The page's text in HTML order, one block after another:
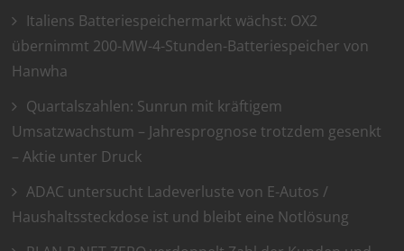
Italiens Batteriespeichermarkt wächst: OX2
übernimmt 200-MW-4-Stunden-Batteriespeicher von
Hanwha
Quartalszahlen: Sunrun mit kräftigem
Umsatzwachstum – Jahresprognose trotzdem gesenkt
– Aktie unter Druck
ADAC untersucht Ladeverluste von E-Autos /
Haushaltssteckdose ist und bleibt eine Notlösung